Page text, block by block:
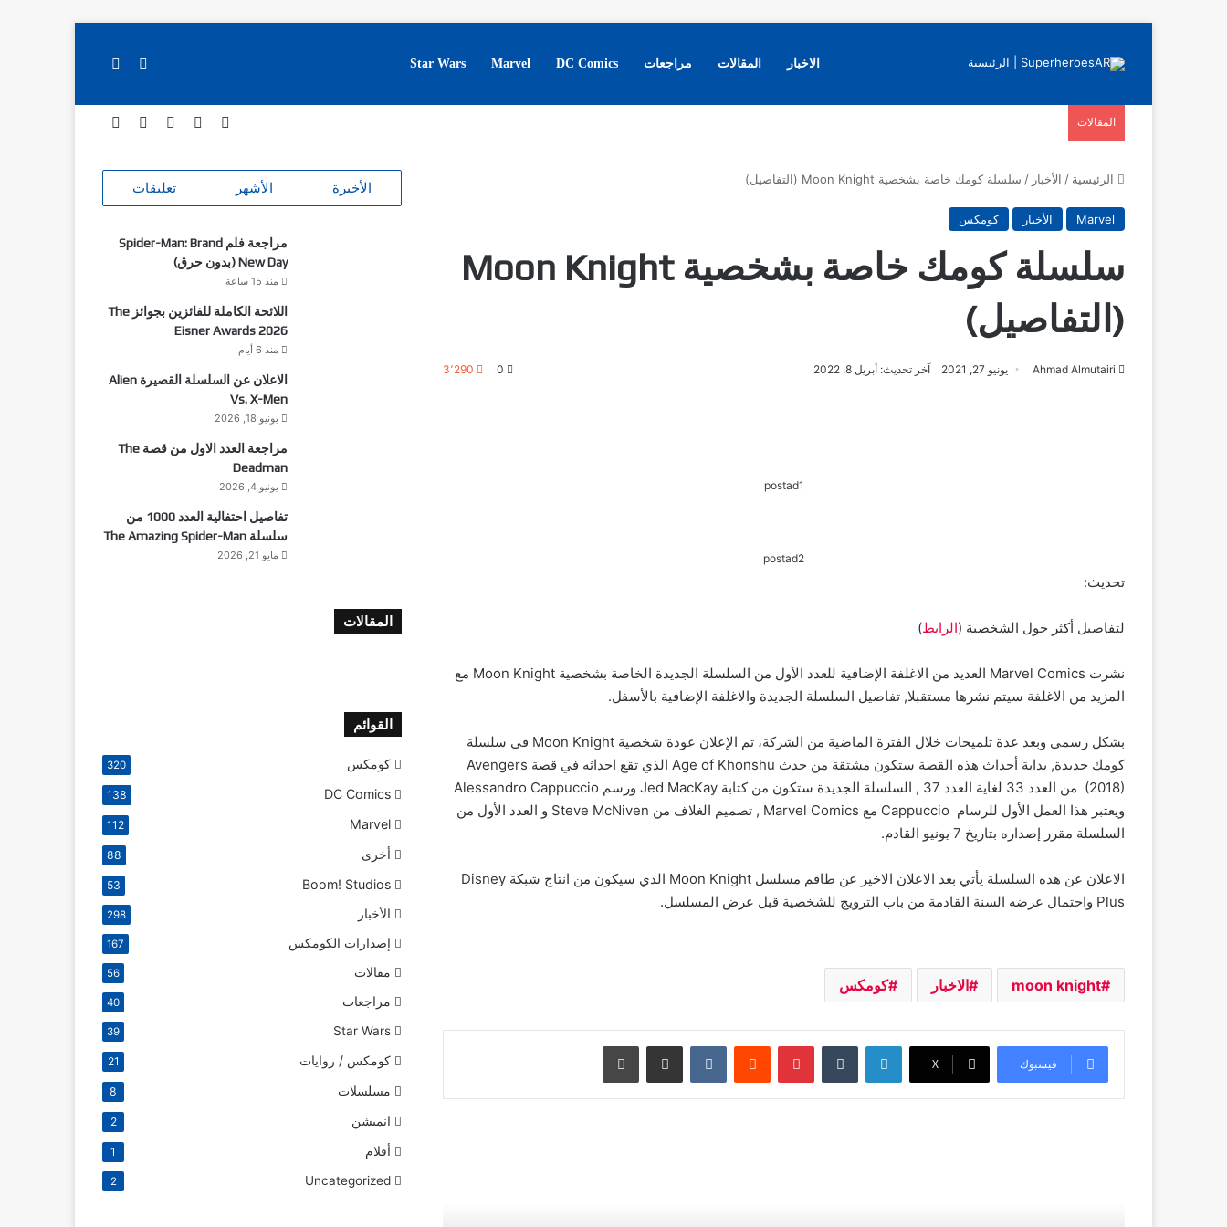
الاخبار المقالات مراجعات DC Comics
Marvel
Star Wars الوضع المظلم
المقالات فيسبوك انستقرام‫Patreon
الرئيسية / الأخبار / سلسلة كومك خاصة بشخصية Moon Knight (التفاصيل)
Marvel الأخبار كومكس
سلسلة كومك خاصة بشخصية Moon Knight
(التفاصيل)
Ahmad Almutairi يونيو 27, 2021 آخر تحديث: أبريل 8, 2022 0 3٬290
postad1
postad2
تحديث:
لتفاصيل أكثر حول الشخصية (الرابط)
نشرت Marvel Comics العديد من الاغلفة الإضافية للعدد الأول من السلسلة الجديدة الخاصة بشخصية Moon Knight مع
المزيد من الاغلفة سيتم نشرها مستقبلا, تفاصيل السلسلة الجديدة والاغلفة الإضافية بالأسفل.
بشكل رسمي وبعد عدة تلميحات خلال الفترة الماضية من الشركة، تم الإعلان عودة شخصية Moon Knight في سلسلة
كومك جديدة, بداية أحداث هذه القصة ستكون مشتقة من حدث Age of Khonshu الذي تقع احداثه في قصة Avengers
(2018) من العدد 33 لغاية العدد 37 , السلسلة الجديدة ستكون من كتابة Jed MacKay ورسم Alessandro Cappuccio
ويعتبر هذا العمل الأول للرسام Cappuccio مع Marvel Comics , تصميم الغلاف من Steve McNiven و العدد الأول من
السلسلة مقرر إصداره بتاريخ 7 يونيو القادم.
الاعلان عن هذه السلسلة يأتي بعد الاعلان الاخير عن طاقم مسلسل Moon Knight الذي سيكون من انتاج شبكة Disney
Plus واحتمال عرضه السنة القادمة من باب الترويج للشخصية قبل عرض المسلسل.
moon knight الاخبار كومكس
فيسبوك ‫X
لينكدإن بينتيريست مشاركة عبر البريد طباعة
الأخيرة الأشهر تعليقات
مراجعة فلم Spider-Man: Brand
New Day (بدون حرق)
منذ 15 ساعة
اللائحة الكاملة للفائزين بجوائز The
Eisner Awards 2026
منذ 6 أيام
الاعلان عن السلسلة القصيرة Alien
Vs. X-Men
يونيو 18, 2026
مراجعة العدد الاول من قصة The
Deadman
يونيو 4, 2026
تفاصيل احتفالية العدد 1000 من
سلسلة The Amazing Spider-Man
مايو 21, 2026
المقالات
القوائم
كومكس 320
DC Comics
138
Marvel
112
أخرى 88
Boom! Studios
53
الأخبار 298
إصدارات الكومكس 167
مقالات 56
مراجعات 40
Star Wars
39
كومكس / روايات 21
مسلسلات 8
انميشن 2
أفلام 1
Uncategorized
2